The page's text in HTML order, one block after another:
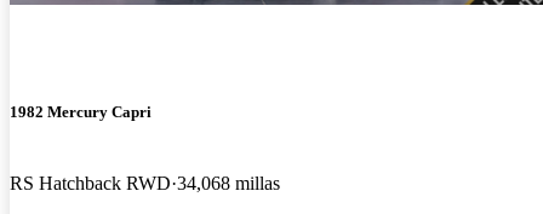
1982 Mercury Capri
RS Hatchback RWD 34,068 millas